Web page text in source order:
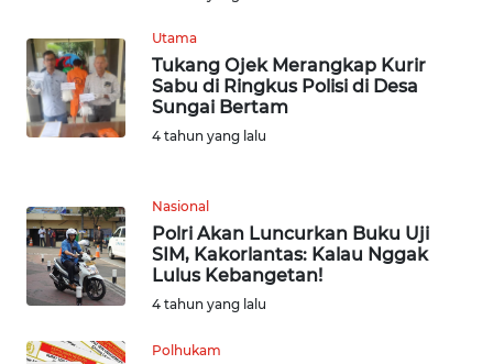
Utama
Tukang Ojek Merangkap Kurir
Sabu di Ringkus Polisi di Desa
Sungai Bertam
4 tahun yang lalu
Nasional
Polri Akan Luncurkan Buku Uji
SIM, Kakorlantas: Kalau Nggak
Lulus Kebangetan!
4 tahun yang lalu
Polhukam
TAPANULI
TENGAH
WN DELI
WN
TEBING
TINGGI
PAKPAK